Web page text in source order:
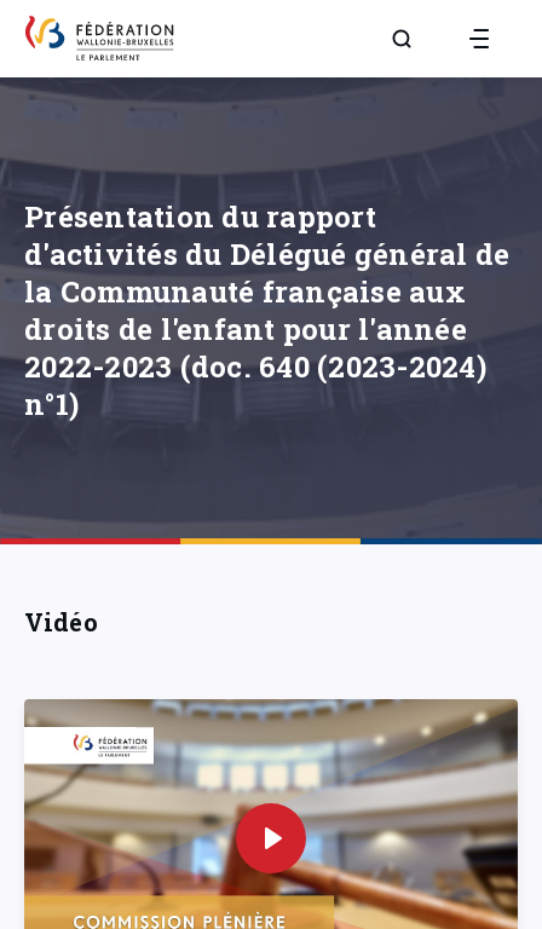
Aller à la page
Présentation du rapport
d'activités du Délégué général de
la Communauté française aux
droits de l'enfant pour l'année
2022-2023 (doc. 640 (2023-2024)
n°1)
Vidéo